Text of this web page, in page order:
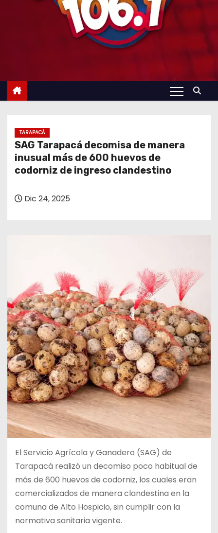
TARAPACÁ
SAG Tarapacá decomisa de manera
inusual más de 600 huevos de
codorniz de ingreso clandestino
Dic 24, 2025
El Servicio Agrícola y Ganadero (SAG) de
Tarapacá realizó un decomiso poco habitual de
más de 600 huevos de codorniz, los cuales eran
comercializados de manera clandestina en la
comuna de Alto Hospicio, sin cumplir con la
normativa sanitaria vigente.